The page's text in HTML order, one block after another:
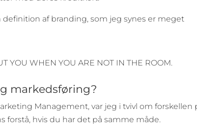
af branding, som jeg synes er meget
YOU WHEN YOU ARE NOT IN THE ROOM.
markedsføring?
Management, var jeg i tvivl om forskellen
forstå, hvis du har det på samme måde.